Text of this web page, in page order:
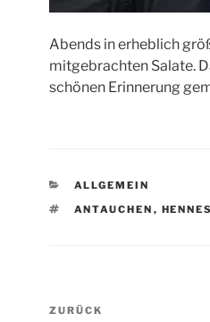
Abends in erheblich
mitgebrachten Salate.
schönen Erinnerung
KATEGORIEN
ALLGEMEIN
SCHLAGWÖRTER
ANTAUCHEN ,
Vorheriger
ZURÜCK